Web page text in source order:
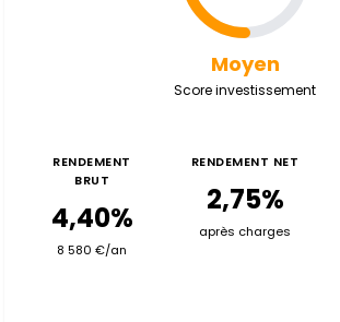
Moyen
Score investissement
RENDEMENT
BRUT
4,40%
8 580 €/an
RENDEMENT NET
2,75%
après charges